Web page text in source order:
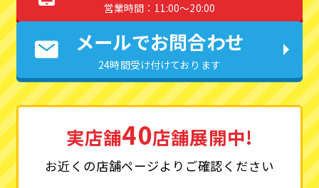
営業時間：11:00〜20:00
メールでお問合わせ
24時間受け付けております
実店舗40店舗展開中!
お近くの店舗ページよりご確認ください